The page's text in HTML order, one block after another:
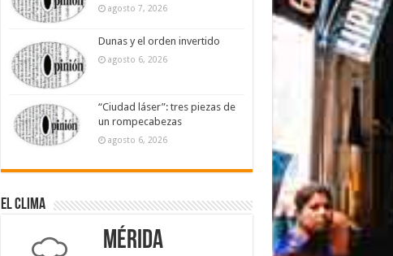
agosto 7, 2026
Dunas y el orden invertido
agosto 6, 2026
“Ciudad láser”: tres piezas de
un rompecabezas
agosto 6, 2026
El Clima
Mérida